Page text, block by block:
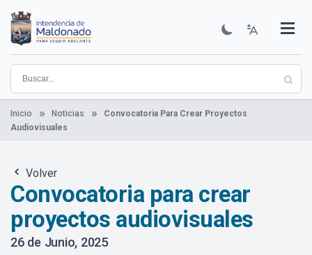
contenido
principal
Institucional
Municipios
Descubre Maldonado
Comunicación
Servicios
Guía De Trámites
Ver Noticias
Inicio Noticias
Convocatoria Para Crear Proyectos
Audiovisuales
Volver
Convocatoria para crear
proyectos audiovisuales
26 de Junio, 2025